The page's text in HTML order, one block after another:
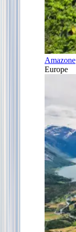
Amazone
Europe